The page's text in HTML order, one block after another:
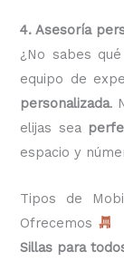
4. Asesoría
¿No sabes
equipo de
personalizada.
elijas sea
espacio y
Tipos de
Ofrecemos
Sillas para